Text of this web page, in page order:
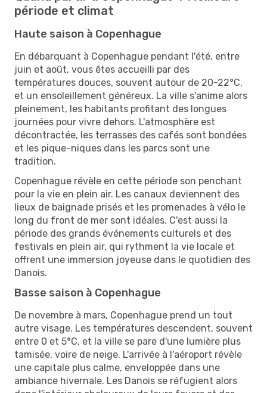
période et climat
Haute saison à Copenhague
En débarquant à Copenhague pendant l'été, entre
juin et août, vous êtes accueilli par des
températures douces, souvent autour de 20-22°C,
et un ensoleillement généreux. La ville s'anime alors
pleinement, les habitants profitant des longues
journées pour vivre dehors. L'atmosphère est
décontractée, les terrasses des cafés sont bondées
et les pique-niques dans les parcs sont une
tradition.
Copenhague révèle en cette période son penchant
pour la vie en plein air. Les canaux deviennent des
lieux de baignade prisés et les promenades à vélo le
long du front de mer sont idéales. C'est aussi la
période des grands événements culturels et des
festivals en plein air, qui rythment la vie locale et
offrent une immersion joyeuse dans le quotidien des
Danois.
Basse saison à Copenhague
De novembre à mars, Copenhague prend un tout
autre visage. Les températures descendent, souvent
entre 0 et 5°C, et la ville se pare d'une lumière plus
tamisée, voire de neige. L'arrivée à l'aéroport révèle
une capitale plus calme, enveloppée dans une
ambiance hivernale. Les Danois se réfugient alors